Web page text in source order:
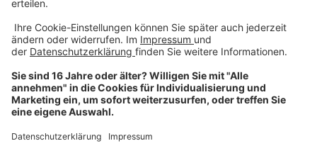
Über uns
Dehner Unternehmen
Jobs bei Dehner